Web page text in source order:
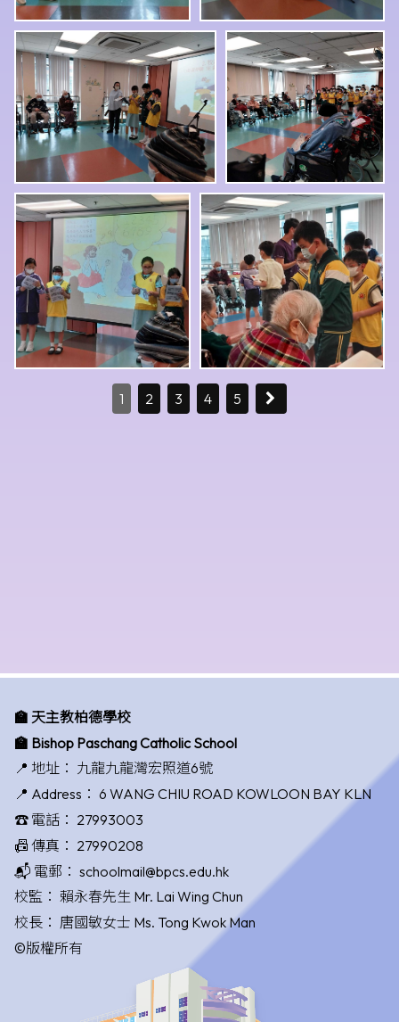
1 2 3 4 5
🏫 天主教柏德學校
🏫 Bishop Paschang Catholic School
📍 地址： 九龍九龍灣宏照道6號
📍 Address： 6 WANG CHIU ROAD KOWLOON BAY KLN
☎️ 電話： 27993003
📠 傳真： 27990208
📬 電郵： schoolmail@bpcs.edu.hk
校監： 賴永春先生 Mr. Lai Wing Chun
校長： 唐國敏女士 Ms. Tong Kwok Man
©版權所有